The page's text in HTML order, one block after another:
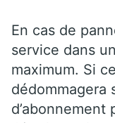
En cas de
service dans
maximum. Si
dédommagera
d’abonnement